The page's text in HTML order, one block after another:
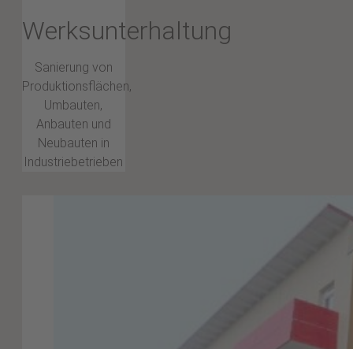
Werksunterhaltung
Sanierung von
Produktionsflächen,
Umbauten,
Anbauten und
Neubauten in
Industriebetrieben